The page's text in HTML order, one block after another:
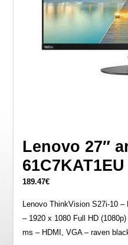
Lenovo 27″
61C7KAT1EU
189.47€
Lenovo ThinkVision S27i-10 –
– 1920 x 1080 Full HD
ms – HDMI, VGA – raven